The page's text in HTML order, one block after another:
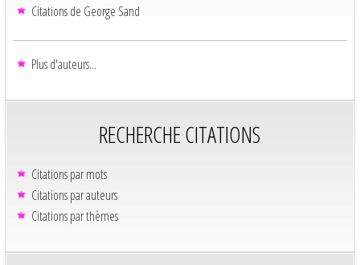
Citations de George Sand
Plus d'auteurs...
RECHERCHE CITATIONS
Citations par mots
Citations par auteurs
Citations par thèmes